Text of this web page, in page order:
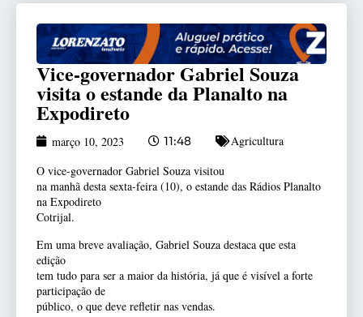
Vice-governador Gabriel Souza
visita o estande da Planalto na
Expodireto
março 10, 2023 11:48
Agricultura
O vice-governador Gabriel Souza visitou
na manhã desta sexta-feira (10), o estande das Rádios Planalto
na Expodireto
Cotrijal.
Em uma breve avaliação, Gabriel Souza destaca que esta
edição
tem tudo para ser a maior da história, já que é visível a forte
participação de
público, o que deve refletir nas vendas.